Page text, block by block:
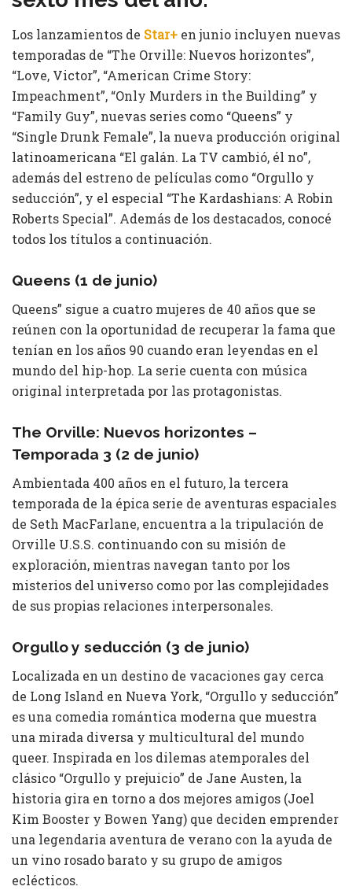
Los lanzamientos de Star+ en junio incluyen nuevas
temporadas de “The Orville: Nuevos horizontes”,
“Love, Victor”, “American Crime Story:
Impeachment”, “Only Murders in the Building” y
“Family Guy”, nuevas series como “Queens” y
“Single Drunk Female”, la nueva producción original
latinoamericana “El galán. La TV cambió, él no”,
además del estreno de películas como “Orgullo y
seducción”, y el especial “The Kardashians: A Robin
Roberts Special”. Además de los destacados, conocé
todos los títulos a continuación.
Queens (1 de junio)
Queens” sigue a cuatro mujeres de 40 años que se
reúnen con la oportunidad de recuperar la fama que
tenían en los años 90 cuando eran leyendas en el
mundo del hip-hop. La serie cuenta con música
original interpretada por las protagonistas.
The Orville: Nuevos horizontes –
Temporada 3 (2 de junio)
Ambientada 400 años en el futuro, la tercera
temporada de la épica serie de aventuras espaciales
de Seth MacFarlane, encuentra a la tripulación de
Orville U.S.S. continuando con su misión de
exploración, mientras navegan tanto por los
misterios del universo como por las complejidades
de sus propias relaciones interpersonales.
Orgullo y seducción (3 de junio)
Localizada en un destino de vacaciones gay cerca
de Long Island en Nueva York, “Orgullo y seducción”
es una comedia romántica moderna que muestra
una mirada diversa y multicultural del mundo
queer. Inspirada en los dilemas atemporales del
clásico “Orgullo y prejuicio” de Jane Austen, la
historia gira en torno a dos mejores amigos (Joel
Kim Booster y Bowen Yang) que deciden emprender
una legendaria aventura de verano con la ayuda de
un vino rosado barato y su grupo de amigos
eclécticos.